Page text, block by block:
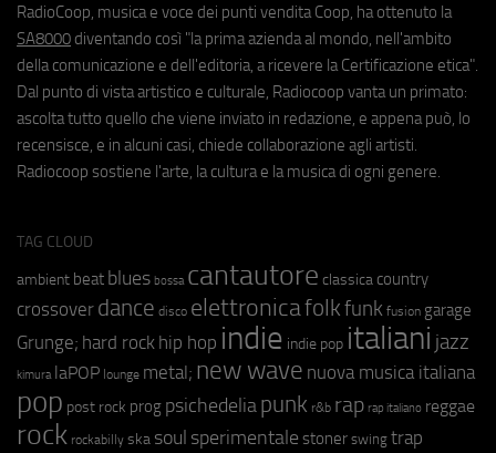
RadioCoop, musica e voce dei punti vendita Coop, ha ottenuto la
SA8000 diventando così "la prima azienda al mondo, nell'ambito
della comunicazione e dell'editoria, a ricevere la Certificazione etica".
Dal punto di vista artistico e culturale, Radiocoop vanta un primato:
ascolta tutto quello che viene inviato in redazione, e appena può, lo
recensisce, e in alcuni casi, chiede collaborazione agli artisti.
Radiocoop sostiene l'arte, la cultura e la musica di ogni genere.
TAG CLOUD
ambient beat blues bossa cantautore classica country
crossover dance disco elettronicafolkfunk fusion garage
Grunge; hard rock hip hop indie indie pop italiani jazz
kimura laPOP lounge metal; new wave nuova musica italiana
pop post rock prog psichedeliapunk r&b rap rap italiano reggae
rock rockabilly ska soul sperimentale stoner swing trap